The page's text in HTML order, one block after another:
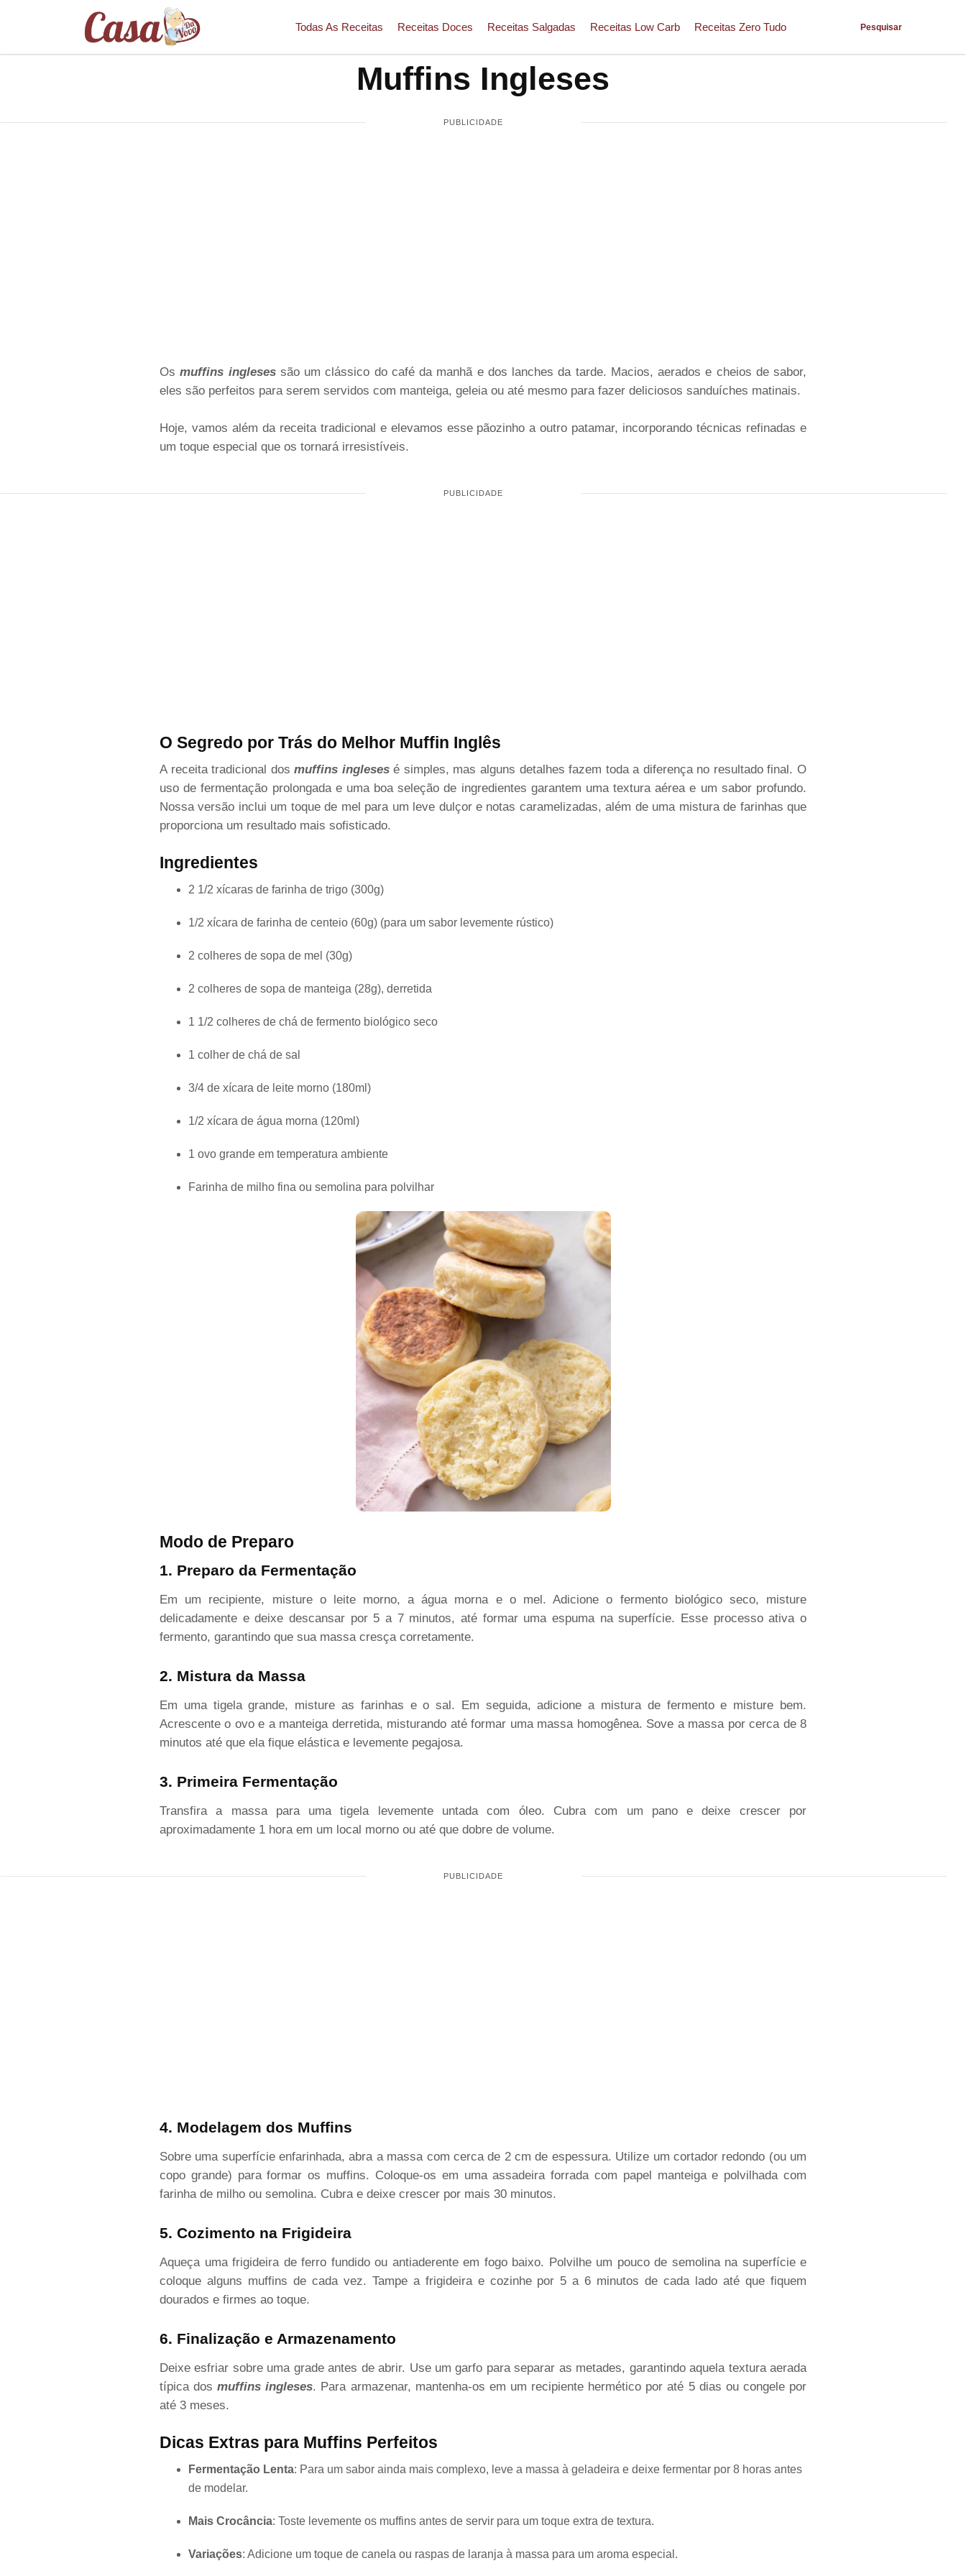
Todas As Receitas Receitas Doces Receitas Salgadas Receitas Low Carb Receitas Zero Tudo Pesquisar
Muffins Ingleses
Os muffins inglesessão um clássico do café da manhã e dos lanches da tarde. Macios, aerados e cheios de sabor,
eles são perfeitos para serem servidos com manteiga, geleia ou até mesmo para fazer deliciosos sanduíches matinais.
Hoje, vamos além da receita tradicional e elevamos esse pãozinho a outro patamar, incorporando técnicas refinadas e
um toque especial que os tornará irresistíveis.
O Segredo por Trás do Melhor Muffin Inglês
A receita tradicional dosmuffins inglesesé simples, mas alguns detalhes fazem toda a diferença no resultado final. O
uso de fermentação prolongada e uma boa seleção de ingredientes garantem uma textura aérea e um sabor profundo.
Nossa versão inclui um toque de mel para um leve dulçor e notas caramelizadas, além de uma mistura de farinhas que
proporciona um resultado mais sofisticado.
Ingredientes
2 1/2 xícaras de farinha de trigo (300g)
1/2 xícara de farinha de centeio (60g) (para um sabor levemente rústico)
2 colheres de sopa de mel (30g)
2 colheres de sopa de manteiga (28g), derretida
1 1/2 colheres de chá de fermento biológico seco
1 colher de chá de sal
3/4 de xícara de leite morno (180ml)
1/2 xícara de água morna (120ml)
1 ovo grande em temperatura ambiente
Farinha de milho fina ou semolina para polvilhar
Modo de Preparo
1. Preparo da Fermentação
Em um recipiente, misture o leite morno, a água morna e o mel. Adicione o fermento biológico seco, misture
delicadamente e deixe descansar por 5 a 7 minutos, até formar uma espuma na superfície. Esse processo ativa o
fermento, garantindo que sua massa cresça corretamente.
2. Mistura da Massa
Em uma tigela grande, misture as farinhas e o sal. Em seguida, adicione a mistura de fermento e misture bem.
Acrescente o ovo e a manteiga derretida, misturando até formar uma massa homogênea. Sove a massa por cerca de 8
minutos até que ela fique elástica e levemente pegajosa.
3. Primeira Fermentação
Transfira a massa para uma tigela levemente untada com óleo. Cubra com um pano e deixe crescer por
aproximadamente 1 hora em um local morno ou até que dobre de volume.
4. Modelagem dos Muffins
Sobre uma superfície enfarinhada, abra a massa com cerca de 2 cm de espessura. Utilize um cortador redondo (ou um
copo grande) para formar os muffins. Coloque-os em uma assadeira forrada com papel manteiga e polvilhada com
farinha de milho ou semolina. Cubra e deixe crescer por mais 30 minutos.
5. Cozimento na Frigideira
Aqueça uma frigideira de ferro fundido ou antiaderente em fogo baixo. Polvilhe um pouco de semolina na superfície e
coloque alguns muffins de cada vez. Tampe a frigideira e cozinhe por 5 a 6 minutos de cada lado até que fiquem
dourados e firmes ao toque.
6. Finalização e Armazenamento
Deixe esfriar sobre uma grade antes de abrir. Use um garfo para separar as metades, garantindo aquela textura aerada
típica dosmuffins ingleses. Para armazenar, mantenha-os em um recipiente hermético por até 5 dias ou congele por
até 3 meses.
Dicas Extras para Muffins Perfeitos
Fermentação Lenta: Para um sabor ainda mais complexo, leve a massa à geladeira e deixe fermentar por 8 horas antes
de modelar.
Mais Crocância: Toste levemente os muffins antes de servir para um toque extra de textura.
Variações: Adicione um toque de canela ou raspas de laranja à massa para um aroma especial.